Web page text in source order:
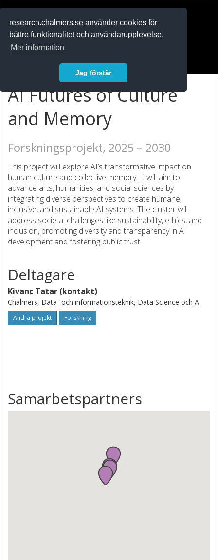
research.chalmers.se använder cookies för
bättre funktionalitet och användarupplevelse.
Mer information
Jag förstår
AI Futures of Culture
and Memory
Forskningsprojekt, 2025 – 2030
This project will explore AI’s transformative impact on
human culture and collective memory. It will aim to
advance arts, humanities, and social sciences by
integrating diverse perspectives to create humane,
inclusive, and sustainable AI systems. The cluster will
address societal challenges like sustainability, ethics, and
inclusion, promoting diversity and transparency in AI
development and fostering public trust.
Deltagare
Kivanc Tatar (kontakt)
Chalmers, Data- och informationsteknik, Data Science och AI
Andra projekt Forskning
Samarbetspartners